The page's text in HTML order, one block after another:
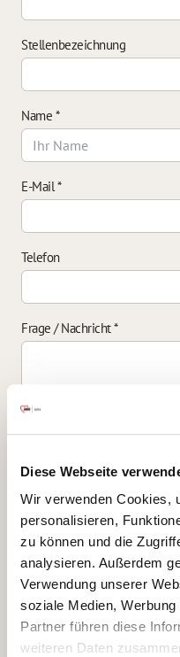
Diese Webseite
Wir verwenden Cookies,
personalisieren,
zu können und die
analysieren. Außerdem
Verwendung unserer
soziale Medien,
Partner führen diese
weiteren Daten
Stellenbezeichnung
Name *
E-Mail*
Telefon
Frage / Nachricht*
Ich bin damit einverstanden,
ausschließlich zum Zweck
verarbeitet, auf IT- Systemen
GmbH, Heinrich-von-Kleist-
(Betreiber) gespeichert und
verantwortliche Stelle zur
werden.
Diese